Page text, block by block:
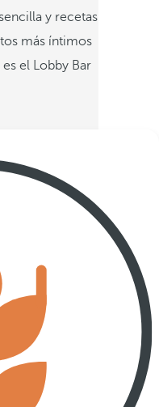
y recetas
más íntimos
el Lobby Bar